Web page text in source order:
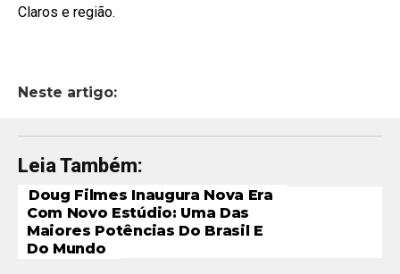
Claros e região.
Neste artigo:
Leia Também:
Doug Filmes Inaugura Nova Era
Com Novo Estúdio: Uma Das
Maiores Potências Do Brasil E
Do Mundo